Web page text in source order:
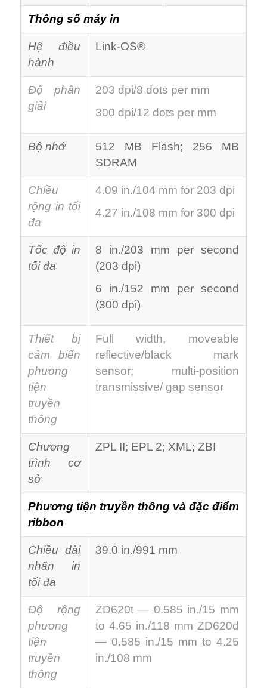
Thông số máy in
Hệ điều
hành
Link-OS®
Độ phân
giải
203 dpi/8 dots per mm
300 dpi/12 dots per mm
Bộ nhớ
512 MB Flash; 256 MB
SDRAM
Chiều
rộng in tối
đa
4.09 in./104 mm for 203 dpi
4.27 in./108 mm for 300 dpi
Tốc độ in
tối đa
8 in./203 mm per second
(203 dpi)
6 in./152 mm per second
(300 dpi)
Thiết bị
cảm biến
phương
tiện
truyền
thông
Full width, moveable
reflective/black mark
sensor; multi-position
transmissive/ gap sensor
Chương
trình cơ
sở
ZPL II; EPL 2; XML; ZBI
Phương tiện truyền thông và đặc điểm
ribbon
Chiều dài
nhãn in
tối đa
39.0 in./991 mm
Độ rộng
phương
tiện
truyền
thông
ZD620t — 0.585 in./15 mm
to 4.65 in./118 mm ZD620d
— 0.585 in./15 mm to 4.25
in./108 mm